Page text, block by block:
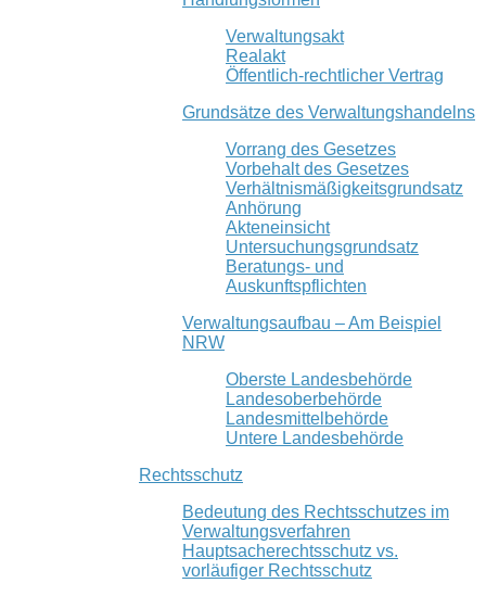
Verwaltungsakt
Realakt
Öffentlich-rechtlicher Vertrag
Grundsätze des Verwaltungshandelns
Vorrang des Gesetzes
Vorbehalt des Gesetzes
Verhältnismäßigkeitsgrundsatz
Anhörung
Akteneinsicht
Untersuchungsgrundsatz
Beratungs- und
Auskunftspflichten
Verwaltungsaufbau – Am Beispiel
NRW
Oberste Landesbehörde
Landesoberbehörde
Landesmittelbehörde
Untere Landesbehörde
Rechtsschutz
Bedeutung des Rechtsschutzes im
Verwaltungsverfahren
Hauptsacherechtsschutz vs.
vorläufiger Rechtsschutz